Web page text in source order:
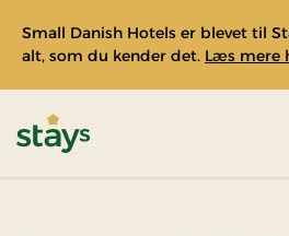
Small Danish Hotels er blevet til
alt, som du kender det. Læs mere